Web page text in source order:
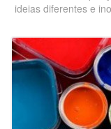
ideias diferentes e